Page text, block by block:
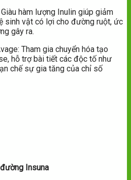
hàm lượng Inulin giúp giảm
sinh vật có lợi cho đường ruột, ức
gây ra.
Tham gia chuyển hóa tạo
hỗ trợ bài tiết các độc tố như
chế sự gia tăng của chỉ số
Insuna